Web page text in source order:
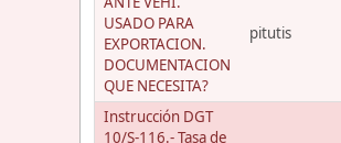
USADO PARA
EXPORTACION.
DOCUMENTACION
QUE NECESITA?
pitutis
Instrucción DGT
10/S-116.- Tasa de